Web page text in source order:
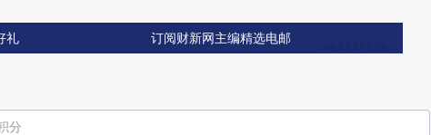
礼 订阅财新网主编精选电邮
分